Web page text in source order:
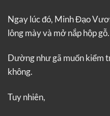
Ngay lúc đó, Minh Đạo
lông mày và mở nắp hộp gỗ.
Dường như gã muốn kiểm
không.
Tuy nhiên,